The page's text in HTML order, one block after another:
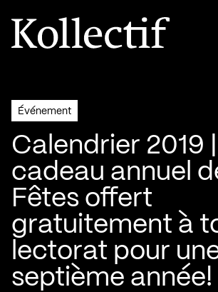
Aller à la page d'accueil
Logo Kollectif
Événement
Calendrier 2019
cadeau annuel
Fêtes offert
gratuitement à
lectorat pour
septième année!